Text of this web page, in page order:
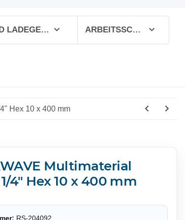
AKKUS UND LADEGERÄTE ARBEITSSCHUTZ
Hex 10 x 400 mm
Multimaterial
4" Hex 10 x 400 mm
RS-204092